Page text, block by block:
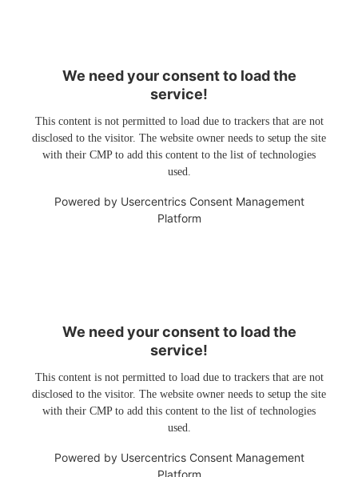
We need your consent to load the
service!
This content is not permitted to load due to trackers that are not
disclosed to the visitor. The website owner needs to setup the site
with their CMP to add this content to the list of technologies
used.
Powered by Usercentrics Consent Management
Platform
We need your consent to load the
service!
This content is not permitted to load due to trackers that are not
disclosed to the visitor. The website owner needs to setup the site
with their CMP to add this content to the list of technologies
used.
Powered by Usercentrics Consent Management
Platform